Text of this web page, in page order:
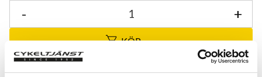
+
-
KÖP